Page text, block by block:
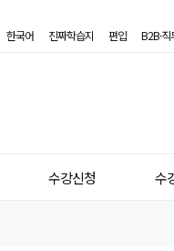
한국어 진짜학습지 편입 B2B·
수강신청 수